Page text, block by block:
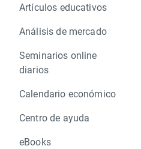
Artículos educativos
Análisis de mercado
Seminarios online
diarios
Calendario económico
Centro de ayuda
eBooks